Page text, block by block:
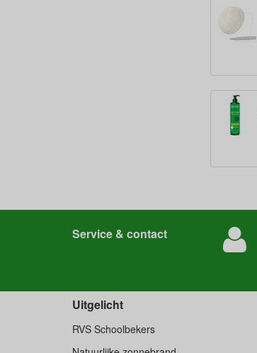
Service & contact
Uitgelicht
RVS Schoolbekers